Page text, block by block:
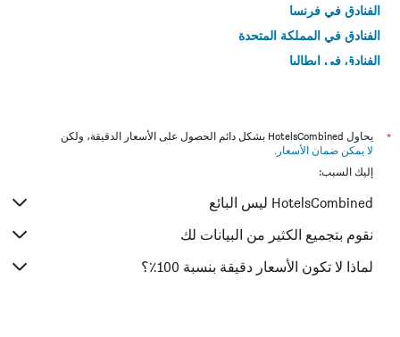
الفنادق في فرنسا
الفنادق في المملكة المتحدة
الفنادق في إيطاليا
*
يحاول HotelsCombined بشكل دائم الحصول على الأسعار الدقيقة، ولكن
لا يمكن ضمان الأسعار .
إليك السبب:
HotelsCombined ليس البائع
نقوم بتجميع الكثير من البيانات لك
لماذا لا تكون الأسعار دقيقة بنسبة 100٪؟